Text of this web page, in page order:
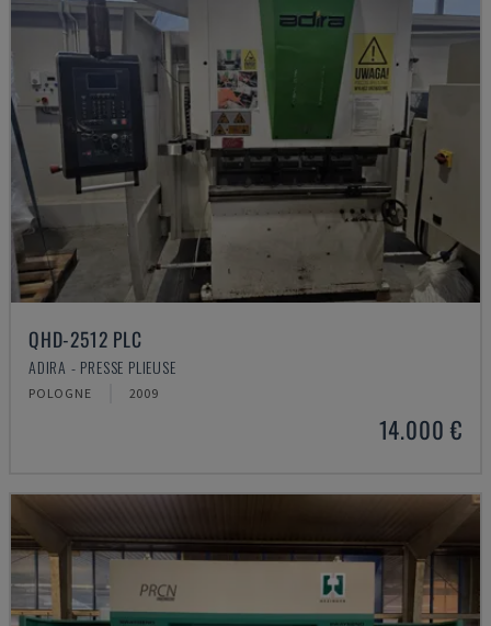
QHD-2512 PLC
ADIRA - PRESSE PLIEUSE
POLOGNE 2009
14.000 €